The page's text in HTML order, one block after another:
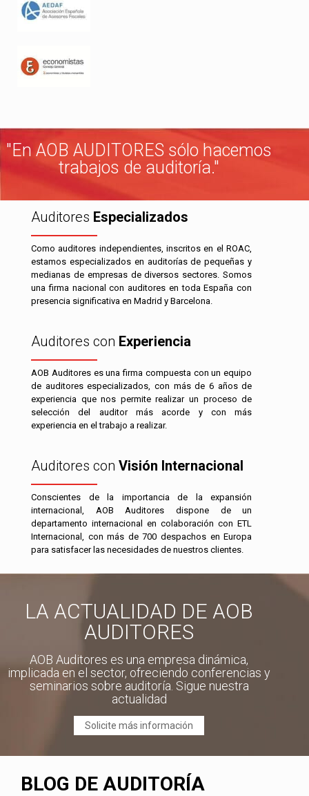
"En AOB AUDITORES sólo hacemos
trabajos de auditoría."
Auditores Especializados
Como auditores independientes, inscritos en el ROAC,
estamos especializados en auditorías de pequeñas y
medianas de empresas de diversos sectores. Somos
una firma nacional con auditores en toda España con
presencia significativa en Madrid y Barcelona.
Auditores con Experiencia
AOB Auditores es una firma compuesta con un equipo
de auditores especializados, con más de 6 años de
experiencia que nos permite realizar un proceso de
selección del auditor más acorde y con más
experiencia en el trabajo a realizar.
Auditores con Visión Internacional
Conscientes de la importancia de la expansión
internacional, AOB Auditores dispone de un
departamento internacional en colaboración con ETL
Internacional, con más de 700 despachos en Europa
para satisfacer las necesidades de nuestros clientes.
LA ACTUALIDAD DE AOB
AUDITORES
AOB Auditores es una empresa dinámica,
implicada en el sector, ofreciendo conferencias y
seminarios sobre auditoría. Sigue nuestra
actualidad
Solicite más información
BLOG DE AUDITORÍA